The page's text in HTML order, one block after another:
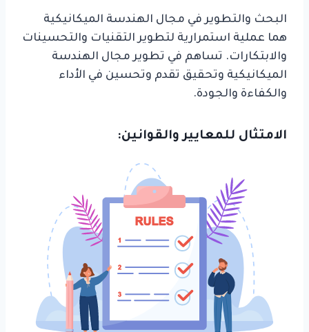
البحث والتطوير في مجال الهندسة الميكانيكية
هما عملية استمرارية لتطوير التقنيات والتحسينات
والابتكارات. تساهم في تطوير مجال الهندسة
الميكانيكية وتحقيق تقدم وتحسين في الأداء
والكفاءة والجودة.
الامتثال للمعايير والقوانين: